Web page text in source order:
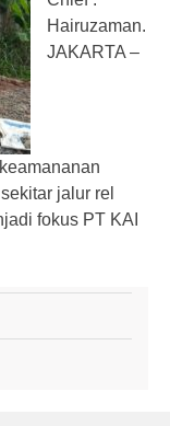
Hairuzaman.
JAKARTA –
jalur rel
fokus PT KAI